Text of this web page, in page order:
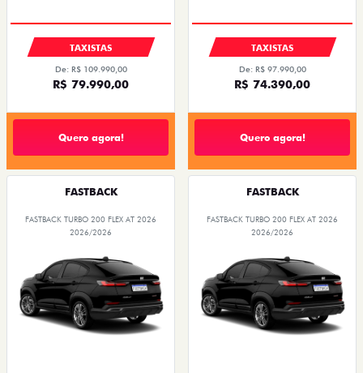
TAXISTAS
De: R$ 109.990,00
R$ 79.990,00
Quero agora!
TAXISTAS
De: R$ 97.990,00
R$ 74.390,00
Quero agora!
FASTBACK
FASTBACK TURBO 200 FLEX AT 2026
2026/2026
FASTBACK
FASTBACK TURBO 200 FLEX AT 2026
2026/2026